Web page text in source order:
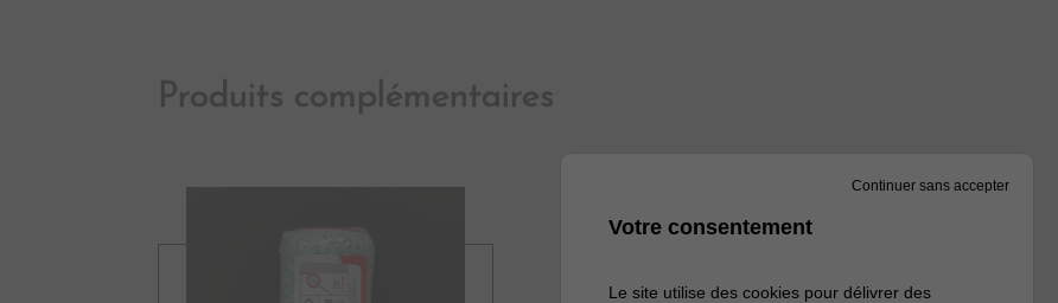
Produits complémentaires
Votre consentement
Le site utilise des cookies pour délivrer des
Continuer sans accepter